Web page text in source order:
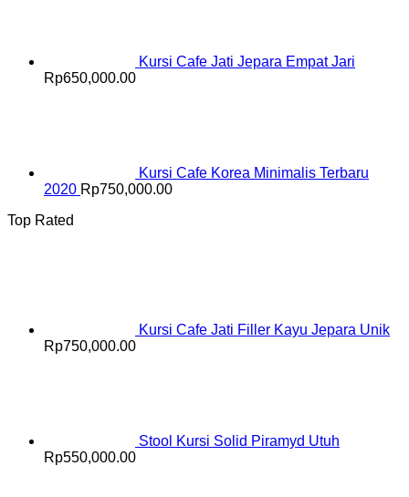
Kursi Cafe Jati Jepara Empat Jari
Rp650,000.00
Kursi Cafe Korea Minimalis Terbaru
2020 Rp750,000.00
Top Rated
Kursi Cafe Jati Filler Kayu Jepara Unik
Rp750,000.00
Stool Kursi Solid Piramyd Utuh
Rp550,000.00